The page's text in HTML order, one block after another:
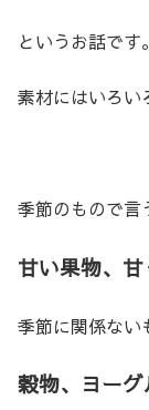
というお話です。
素材にはいろい
季節のもので言
甘い果物、
季節に関係ない
穀物、ヨー